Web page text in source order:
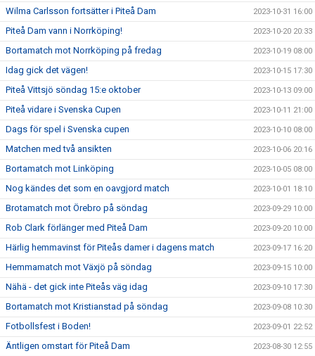
Wilma Carlsson fortsätter i Piteå Dam 2023-10-31 16:00
Piteå Dam vann i Norrköping! 2023-10-20 20:33
Bortamatch mot Norrköping på fredag 2023-10-19 08:00
Idag gick det vägen! 2023-10-15 17:30
Piteå Vittsjö söndag 15:e oktober 2023-10-13 09:00
Piteå vidare i Svenska Cupen 2023-10-11 21:00
Dags för spel i Svenska cupen 2023-10-10 08:00
Matchen med två ansikten 2023-10-06 20:16
Bortamatch mot Linköping 2023-10-05 08:00
Nog kändes det som en oavgjord match 2023-10-01 18:10
Brotamatch mot Örebro på söndag 2023-09-29 10:00
Rob Clark förlänger med Piteå Dam 2023-09-20 10:00
Härlig hemmavinst för Piteås damer i dagens match 2023-09-17 16:20
Hemmamatch mot Växjö på söndag 2023-09-15 10:00
Nähä - det gick inte Piteås väg idag 2023-09-10 17:30
Bortamatch mot Kristianstad på söndag 2023-09-08 10:30
Fotbollsfest i Boden! 2023-09-01 22:52
Äntligen omstart för Piteå Dam 2023-08-30 12:55